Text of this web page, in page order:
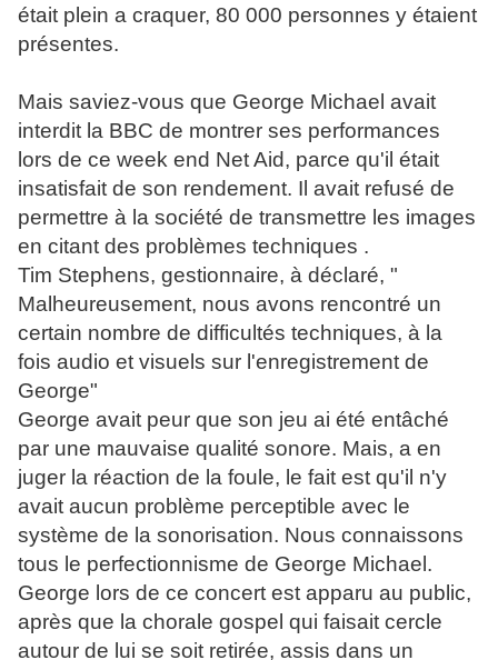
était plein a craquer, 80 000 personnes y étaient
présentes.
Mais saviez-vous que George Michael avait
interdit la BBC de montrer ses performances
lors de ce week end Net Aid, parce qu'il était
insatisfait de son rendement. Il avait refusé de
permettre à la société de transmettre les images
en citant des problèmes techniques .
Tim Stephens, gestionnaire, à déclaré, "
Malheureusement, nous avons rencontré un
certain nombre de difficultés techniques, à la
fois audio et visuels sur l'enregistrement de
George"
George avait peur que son jeu ai été entâché
par une mauvaise qualité sonore. Mais, a en
juger la réaction de la foule, le fait est qu'il n'y
avait aucun problème perceptible avec le
système de la sonorisation. Nous connaissons
tous le perfectionnisme de George Michael.
George lors de ce concert est apparu au public,
après que la chorale gospel qui faisait cercle
autour de lui se soit retirée, assis dans un